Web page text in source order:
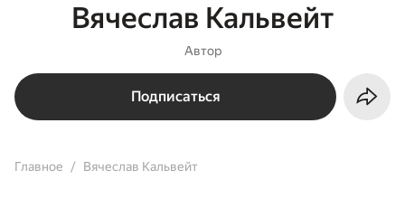
Вячеслав Кальвейт
Автор
Подписаться
Главное Вячеслав Кальвейт